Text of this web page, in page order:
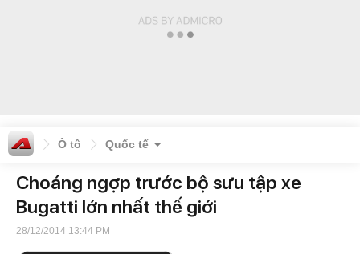
Ô tô Quốc tế
Choáng ngợp trước bộ sưu tập xe
Bugatti lớn nhất thế giới
28/12/2014 13:44 PM